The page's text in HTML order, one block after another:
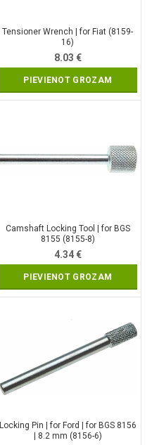
Tensioner Wrench | for Fiat (8159-
16)
8.03 €
PIEVIENOT GROZAM
Camshaft Locking Tool | for BGS
8155 (8155-8)
4.34€
PIEVIENOT GROZAM
Locking Pin | for Ford | for BGS 8156
| 8.2 mm (8156-6)